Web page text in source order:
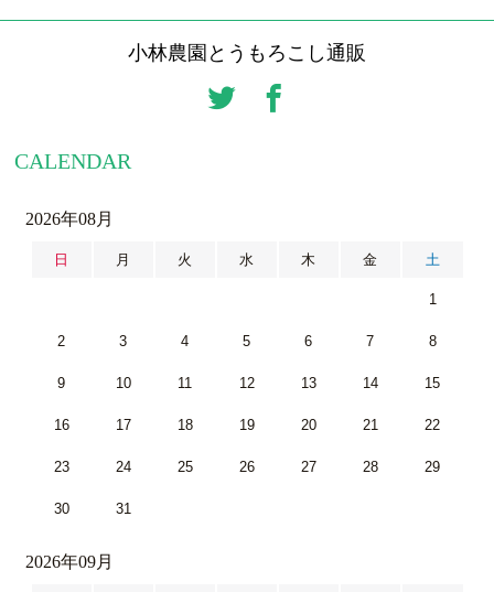
小林農園とうもろこし通販
CALENDAR
2026年08月
日 月 火 水 木 金 土
1
2 3 4 5 6 7 8
9 10 11 12 13 14 15
16 17 18 19 20 21 22
23 24 25 26 27 28 29
30 31
2026年09月